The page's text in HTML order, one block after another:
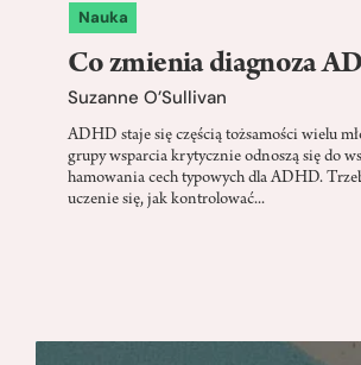
Nauka
Co zmienia diagnoza
Suzanne O’Sullivan
ADHD staje się częścią tożsamości wielu
grupy wsparcia krytycznie odnoszą się do
hamowania cech typowych dla ADHD.
uczenie się, jak kontrolować...